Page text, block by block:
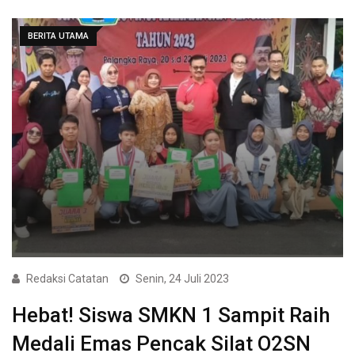
BERITA UTAMA
Redaksi Catatan Senin, 24 Juli 2023
Hebat! Siswa SMKN 1 Sampit Raih
Medali Emas Pencak Silat O2SN